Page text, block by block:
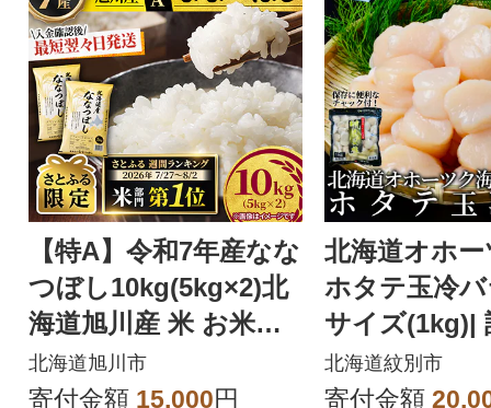
【特A】令和7年産なな
つぼし10kg(5kg×2)北
海道旭川産 米 お米
【さとふる限定】_059
57
北海道旭川市
寄付金額 15,000円
北海道オホ
ホタテ玉冷
サイズ(1kg)|
サイズ不揃
北海道紋別市
寄付金額